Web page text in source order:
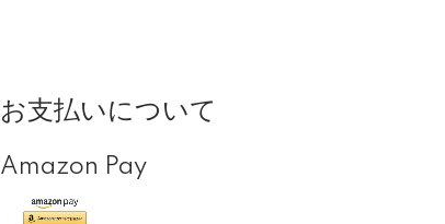
お支払いについて
Amazon Pay